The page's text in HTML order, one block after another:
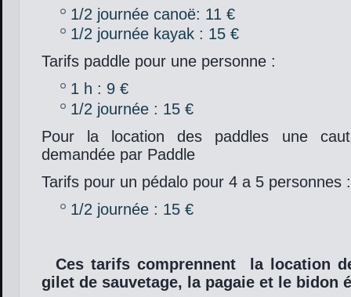
1/2 journée canoë: 11 €
1/2 journée kayak : 15 €
Tarifs paddle pour une personne :
1 h : 9 €
1/2 journée : 15 €
Pour la location des paddles une
demandée par Paddle
Tarifs pour un pédalo pour 4 a 5 personnes :
1/2 journée : 15 €
Ces tarifs comprennent la location
gilet de sauvetage, la pagaie et le bidon